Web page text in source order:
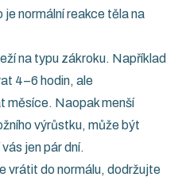
je normální reakce těla na
na typu zákroku. Například
4–6 hodin, ale
měsíce. Naopak menší
výrůstku, může být
jen pár dní.
vrátit do normálu, dodržujte